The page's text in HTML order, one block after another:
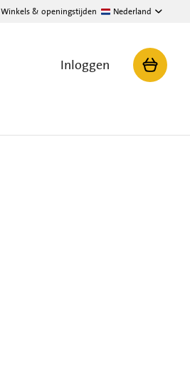
Winkels & openingstijden Nederland
Inloggen